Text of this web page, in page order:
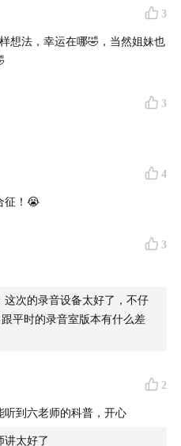
3
想法，幸运在哪🤣，当然姐妹也
3
4
征！😭
3
这次的录音设备太好了，不仔
平时的录音室版本有什么差
2
听到六老师的科普，开心
讲太好了